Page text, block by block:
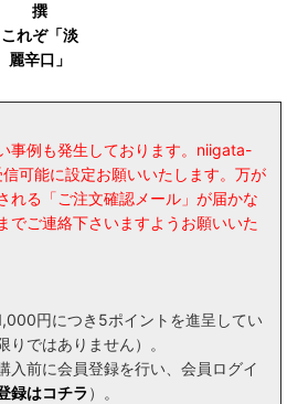
撰
これぞ「淡
麗辛口」
事例も発生しております。niigata-
可能に設定お願いいたします。万が
れる「ご注文確認メール」が届かな
でご連絡下さいますようお願いいた
円につき5ポイントを進呈してい
りではありません）。
入前に会員登録を行い、会員ログイ
録はコチラ ）。